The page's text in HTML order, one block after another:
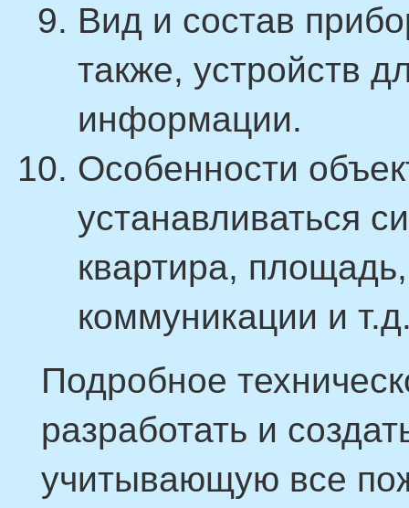
Вид и состав
также, устройств
информации.
Особенности
устанавливаться
квартира,
коммуникации и
Подробное
разработать и
учитывающую все